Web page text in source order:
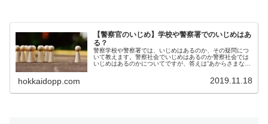
【警察官のいじめ】学校や警察署でのいじめはあ
る？
警察学校や警察署では、いじめはあるのか、その疑問につ
いて教えます。警察社会でいじめはあるのか警察社会では
いじめはあるのかについてですが、答えは”あからさまなも
hokkaidopp.com 2019.11.18